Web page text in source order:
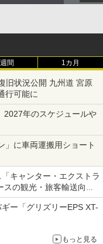
間 1カ月
旧状況公開 九州道 宮原
行可能に
2027年のスケジュールや
」に車両運搬用ショート
キャンター・エクストラ
の観光・旅客輸送向け
ー「グリズリーEPS XT-
もっと見る